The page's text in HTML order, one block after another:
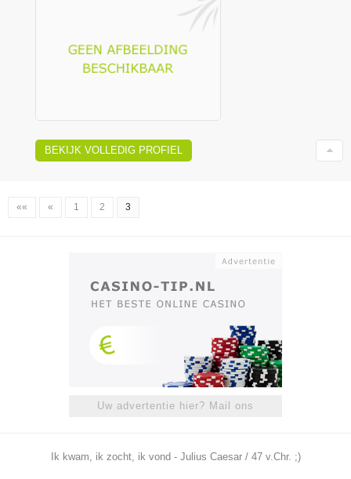
BEKIJK VOLLEDIG PROFIEL
«« « 1 2 3
Uw advertentie hier? Mail ons
Ik kwam, ik zocht, ik vond - Julius Caesar / 47 v.Chr. ;)